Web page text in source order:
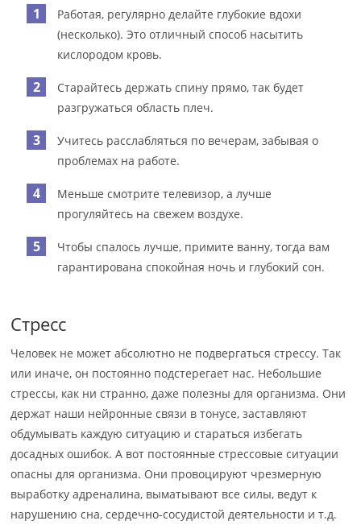
Работая, регулярно делайте глубокие вдохи
(несколько). Это отличный способ насытить
кислородом кровь.
Старайтесь держать спину прямо, так будет
разгружаться область плеч.
Учитесь расслабляться по вечерам, забывая о
проблемах на работе.
Меньше смотрите телевизор, а лучше
прогуляйтесь на свежем воздухе.
Чтобы спалось лучше, примите ванну, тогда вам
гарантирована спокойная ночь и глубокий сон.
Стресс
Человек не может абсолютно не подвергаться стрессу. Так
или иначе, он постоянно подстерегает нас. Небольшие
стрессы, как ни странно, даже полезны для организма. Они
держат наши нейронные связи в тонусе, заставляют
обдумывать каждую ситуацию и стараться избегать
досадных ошибок. А вот постоянные стрессовые ситуации
опасны для организма. Они провоцируют чрезмерную
выработку адреналина, выматывают все силы, ведут к
нарушению сна, сердечно-сосудистой деятельности и т.д.